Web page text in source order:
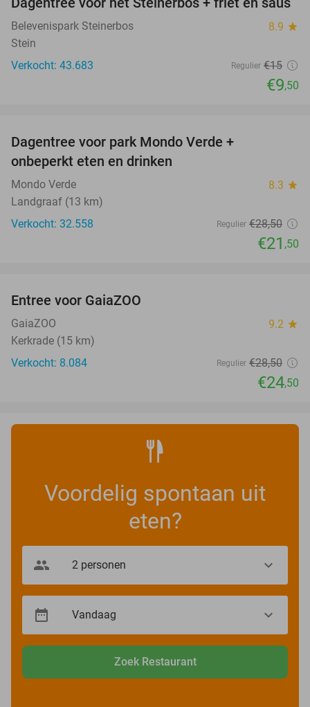
37%
Belevenispark Steinerbos 8.9 star
Stein
Verkocht: 43.683
Regulier €15
€9,50
Dagentree voor park Mondo Verde +
onbeperkt eten en drinken
Mondo Verde 8.3 star
Landgraaf (13 km)
Verkocht: 32.558
Regulier €28,50
€21 ,50
Entree voor GaiaZOO
GaiaZOO 9.2 star
Kerkrade (15 km)
Verkocht: 8.084
Regulier €28,50
€24,50
Voordelig spontaan uit
eten?
Zoek Restaurant